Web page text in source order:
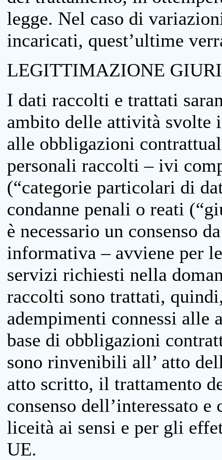
legge. Nel caso di
incaricati, quest’ultime
LEGITTIMAZIONE
I dati raccolti e trattati
ambito delle attività svolte
alle obbligazioni
personali raccolti – ivi
(“categorie particolari di
condanne penali o reati
è necessario un consenso
informativa – avviene per
servizi richiesti nella
raccolti sono trattati,
adempimenti connessi
base di obbligazioni
sono rinvenibili all’ atto
atto scritto, il trattamento
consenso dell’interessato
liceità ai sensi e per gli
UE.